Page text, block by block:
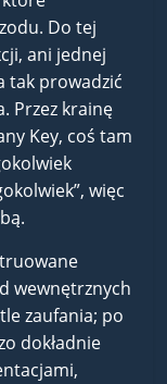
Do tej
ani jednej
tak prowadzić
Przez krainę
Key, coś tam
więc
wewnętrznych
zaufania; po
dokładnie